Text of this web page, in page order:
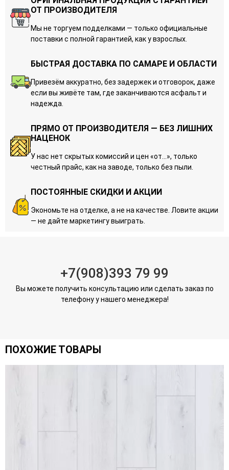
ОТ ПРОИЗВОДИТЕЛЯ
Мы не торгуем подделками — только официальные
поставки с полной гарантией, как у взрослых.
БЫСТРАЯ ДОСТАВКА ПО САМАРЕ И ОБЛАСТИ
Привезём аккуратно, без задержек и отговорок, даже
если вы живёте там, где заканчиваются асфальт и
надежда.
ПРЯМО ОТ ПРОИЗВОДИТЕЛЯ — БЕЗ ЛИШНИХ
НАЦЕНОК
У нас нет скрытых комиссий и цен «от…», только
честный прайс, как на заводе, только без пыли.
ПОСТОЯННЫЕ СКИДКИ И АКЦИИ
Экономьте на отделке, а не на качестве. Ловите акции
— не дайте маркетингу выиграть.
+7(908)393 79 99
Вы можете получить консультацию или сделать заказ по
телефону у нашего менеджера!
ПОХОЖИЕ ТОВАРЫ